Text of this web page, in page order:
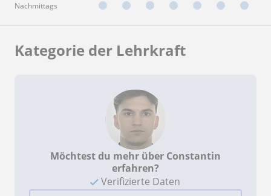
Nachmittags
Kategorie der Lehrkraft
Möchtest du mehr über Constantin
erfahren?
Verifizierte Daten